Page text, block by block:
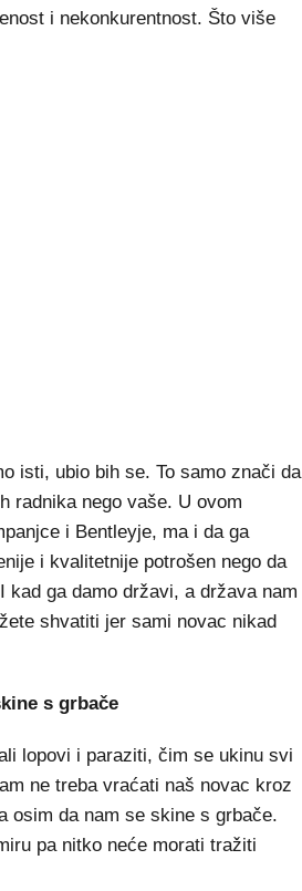
i nekonkurentnost. Što više
isti, ubio bih se. To samo znači da
radnika nego vaše. U ovom
i Bentleyje, ma i da ga
i kvalitetnije potrošen nego da
ga damo državi, a država nam
shvatiti jer sami novac nikad
s grbače
lopovi i paraziti, čim se ukinu svi
ne treba vraćati naš novac kroz
osim da nam se skine s grbače.
pa nitko neće morati tražiti